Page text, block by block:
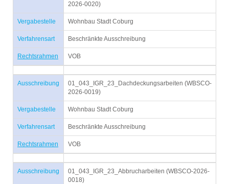
2026-0020)
Vergabestelle Wohnbau Stadt Coburg
Verfahrensart Beschränkte Ausschreibung
Rechtsrahmen VOB
Ausschreibung
01_043_IGR_23_Dachdeckungsarbeiten (WBSCO-
2026-0019)
Vergabestelle Wohnbau Stadt Coburg
Verfahrensart Beschränkte Ausschreibung
Rechtsrahmen VOB
Ausschreibung
01_043_IGR_23_Abbrucharbeiten (WBSCO-2026-
0018)